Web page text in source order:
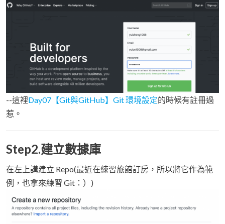
--這裡Day07【Git與GitHub】Git 環境設定的時候有註冊過
惹。
Step2.建立數據庫
在左上講建立 Repo(最近在練習旅館訂房，所以將它作為範
例，也拿來練習 Git：）)